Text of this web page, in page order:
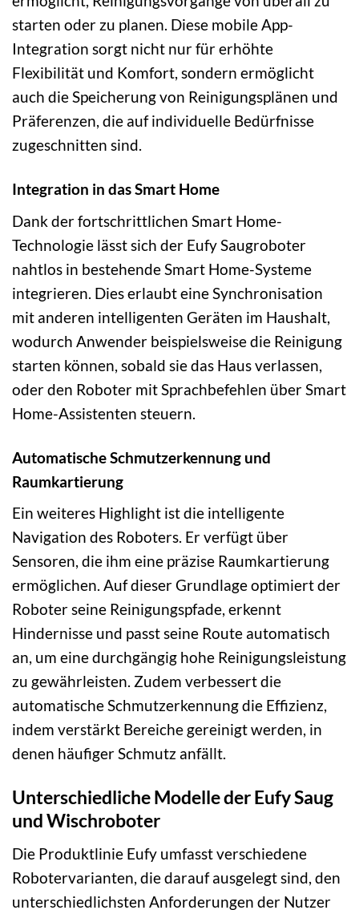
starten oder zu planen. Diese mobile App-
Integration sorgt nicht nur für erhöhte
Flexibilität und Komfort, sondern ermöglicht
auch die Speicherung von Reinigungsplänen und
Präferenzen, die auf individuelle Bedürfnisse
zugeschnitten sind.
Integration in das Smart Home
Dank der fortschrittlichen Smart Home-
Technologie lässt sich der Eufy Saugroboter
nahtlos in bestehende Smart Home-Systeme
integrieren. Dies erlaubt eine Synchronisation
mit anderen intelligenten Geräten im Haushalt,
wodurch Anwender beispielsweise die Reinigung
starten können, sobald sie das Haus verlassen,
oder den Roboter mit Sprachbefehlen über Smart
Home-Assistenten steuern.
Automatische Schmutzerkennung und
Raumkartierung
Ein weiteres Highlight ist die intelligente
Navigation des Roboters. Er verfügt über
Sensoren, die ihm eine präzise Raumkartierung
ermöglichen. Auf dieser Grundlage optimiert der
Roboter seine Reinigungspfade, erkennt
Hindernisse und passt seine Route automatisch
an, um eine durchgängig hohe Reinigungsleistung
zu gewährleisten. Zudem verbessert die
automatische Schmutzerkennung die Effizienz,
indem verstärkt Bereiche gereinigt werden, in
denen häufiger Schmutz anfällt.
Unterschiedliche Modelle der Eufy Saug
und Wischroboter
Die Produktlinie Eufy umfasst verschiedene
Robotervarianten, die darauf ausgelegt sind, den
unterschiedlichsten Anforderungen der Nutzer